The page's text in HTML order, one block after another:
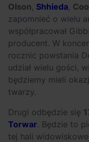
Olson, Shhieda,
zapomnieć o wielu
współpracował
producent. W
rocznic powstania
udział wielu gości,
będziemy mieli
twarzy.
Drugi odbędzie się
Torwar. Będzie to
tej hali